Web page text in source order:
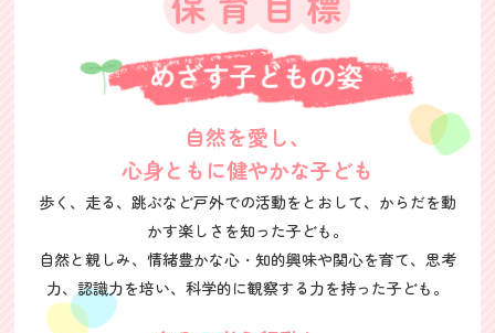
自然を愛し、
心身ともに健やかな子ども
歩く、走る、跳ぶなど戸外での活動をとおして、からだを動
かす楽しさを知った子ども。
自然と親しみ、情緒豊かな心・知的興味や関心を育て、思考
力、認識力を培い、 科学的に観察する力を持った子ども。